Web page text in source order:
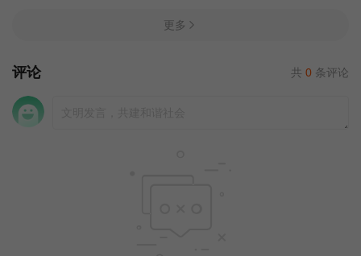
更多
评论 共 0 条评论